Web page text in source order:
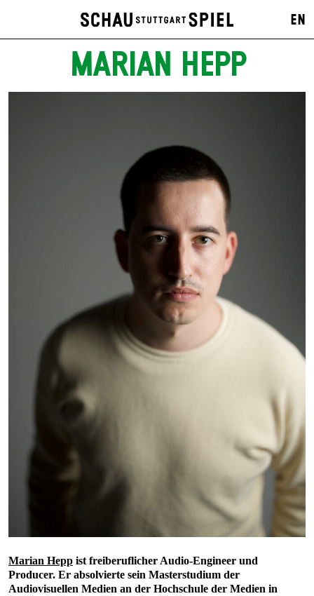
EN
MARIAN HEPP
Marian Hepp ist freiberuflicher Audio-Engineer und
Producer. Er absolvierte sein Masterstudium der
Audiovisuellen Medien an der Hochschule der Medien in